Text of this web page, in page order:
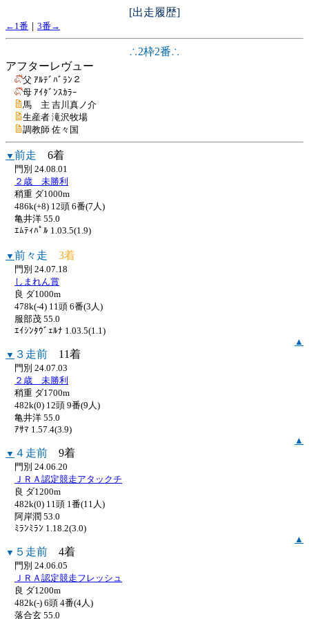
[出走履歴]
←1番 ｜ 3番→
∴2枠2番∴
アフターレヴュー
父 ｱﾙﾃﾞﾊﾞﾗﾝ２
母 ｱｲﾀﾞﾝｽｶﾗｰ
馬 主 吉川真ノ介
生産者 滝沢牧場
調教師 佐々国
▼ 前走 6着
門別 24.08.01
２歳 未勝利
稍重 ダ1000m
486k(+8) 12頭 6番(7人)
亀井洋 55.0
ｴﾑﾃｨﾊﾟﾙ 1.03.5(1.9)
▼ 前々走 3着
門別 24.07.18
しまれん賞
良 ダ1000m
478k(-4) 11頭 6番(3人)
服部茂 55.0
ｴｲｼﾝﾀｳﾞｪﾙﾅ 1.03.5(1.1)
▲
▼ ３走前 11着
門別 24.07.03
２歳 未勝利
稍重 ダ1700m
482k(0) 12頭 9番(9人)
亀井洋 55.0
ｱｻﾏ 1.57.4(3.9)
▲
▼ ４走前 9着
門別 24.06.20
ＪＲＡ認定競走アタックチ
良 ダ1200m
482k(0) 11頭 1番(11人)
阿岸潤 53.0
ﾐﾗﾝﾐﾗﾝ 1.18.2(3.0)
▲
▼ ５走前 4着
門別 24.06.05
ＪＲＡ認定競走フレッシュ
良 ダ1200m
482k(-) 6頭 4番(4人)
落合玄 55.0